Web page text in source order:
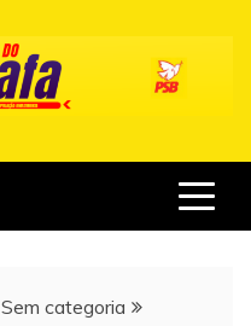
Sem categoria